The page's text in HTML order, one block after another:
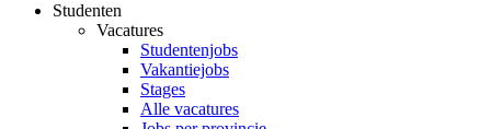
Studenten
Vacatures
Studentenjobs
Vakantiejobs
Stages
Alle vacatures